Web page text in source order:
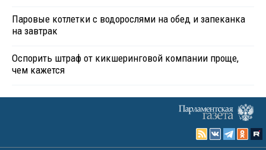
Паровые котлетки с водорослями на обед и запеканка
на завтрак
Оспорить штраф от кикшеринговой компании проще,
чем кажется